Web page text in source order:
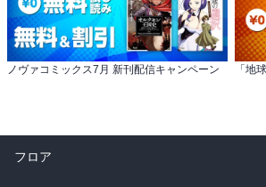
ノヴァコミックス7月 新刊配信キャンペーン
フロア